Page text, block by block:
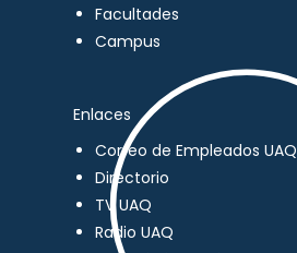
Facultades
Campus
Enlaces
Correo de Empleados UAQ
Directorio
TV UAQ
Radio UAQ